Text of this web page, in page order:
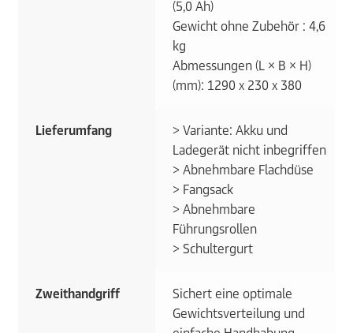
(5,0 Ah)
Gewicht ohne Zubehör : 4,6
kg
Abmessungen (L × B × H)
(mm): 1290 x 230 x 380
Lieferumfang
> Variante: Akku und
Ladegerät nicht inbegriffen
> Abnehmbare Flachdüse
> Fangsack
> Abnehmbare
Führungsrollen
> Schultergurt
Zweithandgriff
Sichert eine optimale
Gewichtsverteilung und